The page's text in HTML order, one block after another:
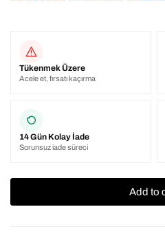
Tükenmek Üzere
Acele et, fırsatı kaçırma
14 Gün Kolay İade
Sorunsuz iade süreci